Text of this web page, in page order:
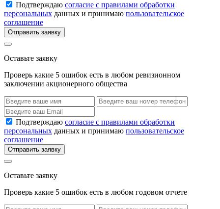
Подтверждаю согласие с правилами обработки
персональных данных и принимаю пользовательское
соглашение
Отправить заявку
Оставьте заявку
Проверь какие 5 ошибок есть в любом ревизионном
заключении акционерного общества
Подтверждаю согласие с правилами обработки
персональных данных и принимаю пользовательское
соглашение
Отправить заявку
Оставьте заявку
Проверь какие 5 ошибок есть в любом годовом отчете